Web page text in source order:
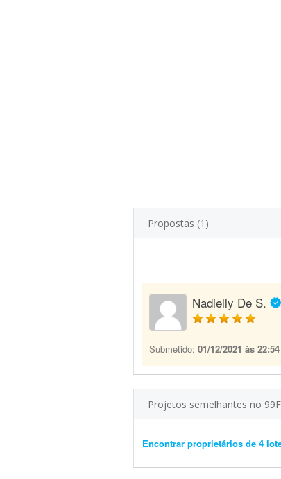
Propostas (1)
Nadielly De S.
Submetido: 01/12/2021 às 22:54
Projetos semelhantes no
Encontrar proprietários de 4